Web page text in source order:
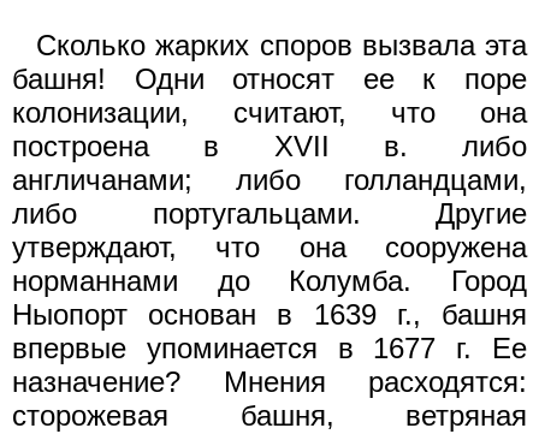
Сколько жарких споров вызвала эта
башня! Одни относят ее к поре
колонизации, считают, что она
построена в XVII в. либо
англичанами; либо голландцами,
либо португальцами. Другие
утверждают, что она сооружена
норманнами до Колумба. Город
Ныопорт основан в 1639 г., башня
впервые упоминается в 1677 г. Ее
назначение? Мнения расходятся:
сторожевая башня, ветряная